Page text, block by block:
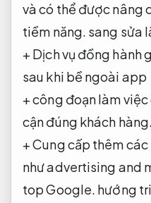
và có thể được nâng
tiềm năng. sang sửa
+ Dịch vụ đồng hành
sau khi bề ngoài app
+ công đoạn làm
cận đúng khách hàng.
+ Cung cấp thêm
như advertising and
top Google. hướng